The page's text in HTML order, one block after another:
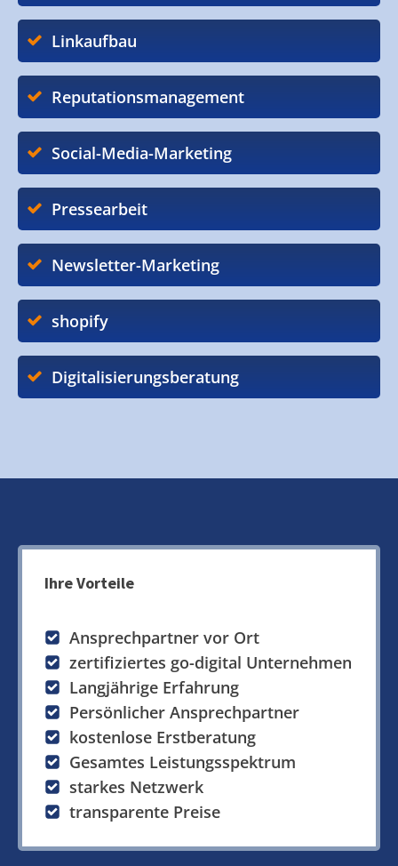
Linkaufbau
Reputationsmanagement
Social-Media-Marketing
Pressearbeit
Newsletter-Marketing
shopify
Digitalisierungsberatung
Ihre Vorteile
Ansprechpartner vor Ort
zertifiziertes go-digital Unternehmen
Langjährige Erfahrung
Persönlicher Ansprechpartner
kostenlose Erstberatung
Gesamtes Leistungsspektrum
starkes Netzwerk
transparente Preise